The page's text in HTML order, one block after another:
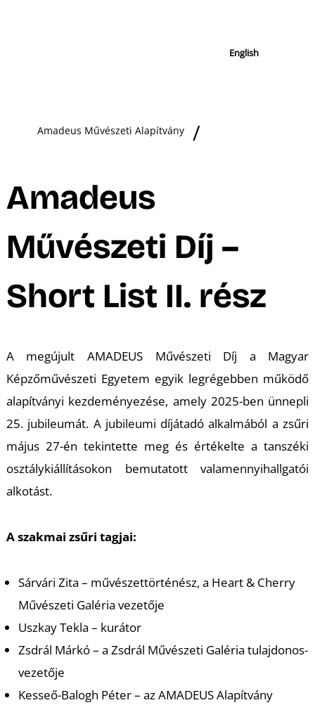
English
Amadeus Művészeti Alapítvány
Amadeus
Művészeti Díj –
Short List II. rész
A megújult AMADEUS Művészeti Díj a Magyar
Képzőművészeti Egyetem egyik legrégebben működő
alapítványi kezdeményezése, amely 2025-ben ünnepli
25. jubileumát. A jubileumi díjátadó alkalmából a zsűri
május 27-én tekintette meg és értékelte a tanszéki
osztálykiállításokon bemutatott valamennyihallgatói
alkotást.
A szakmai zsűri tagjai:
Sárvári Zita – művészettörténész, a Heart & Cherry
Művészeti Galéria vezetője
Uszkay Tekla – kurátor
Zsdrál Márkó – a Zsdrál Művészeti Galéria tulajdonos-
vezetője
Kesseő-Balogh Péter – az AMADEUS Alapítvány